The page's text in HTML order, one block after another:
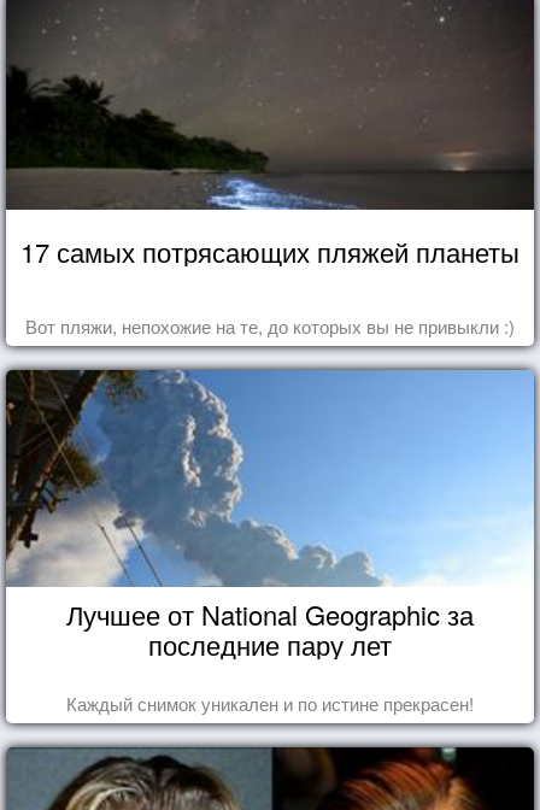
17 самых потрясающих пляжей планеты
Вот пляжи, непохожие на те, до которых вы не привыкли :)
Лучшее от National Geographic за
последние пару лет
Каждый снимок уникален и по истине прекрасен!